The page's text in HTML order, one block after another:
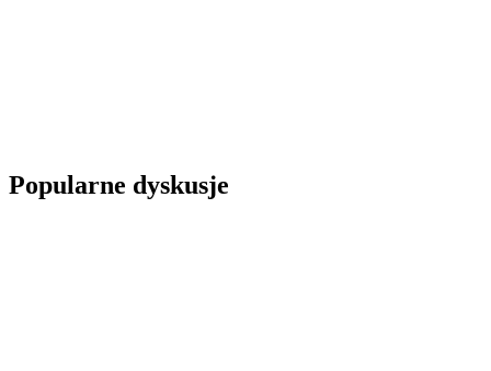
Popularne dyskusje